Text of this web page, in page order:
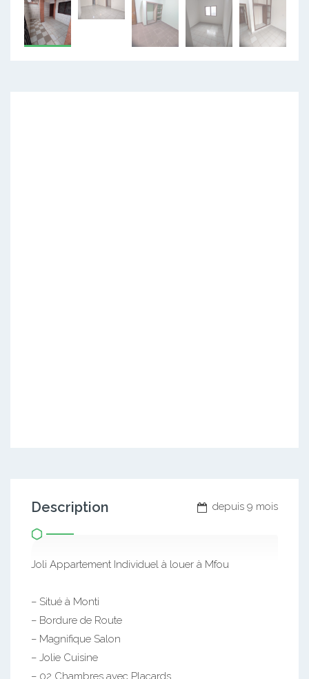
depuis 9 mois
Description
Joli Appartement Individuel à louer à Mfou
– Situé à Monti
– Bordure de Route
– Magnifique Salon
– Jolie Cuisine
– 02 Chambres avec Placards